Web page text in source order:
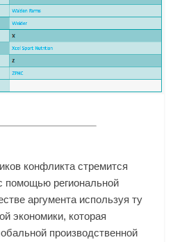
конфликта стремится
помощью региональной
аргумента используя ту
экономики, которая
производственной